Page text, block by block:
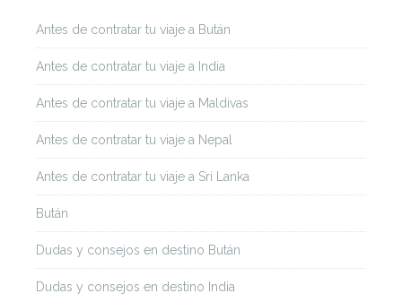
Antes de contratar tu viaje a Bután
Antes de contratar tu viaje a India
Antes de contratar tu viaje a Maldivas
Antes de contratar tu viaje a Nepal
Antes de contratar tu viaje a Sri Lanka
Bután
Dudas y consejos en destino Bután
Dudas y consejos en destino India